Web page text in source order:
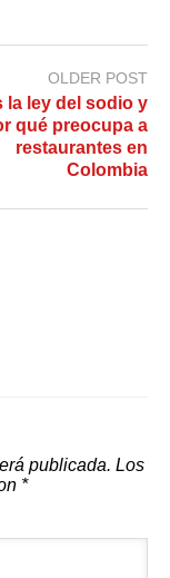
OLDER POST
la ley del sodio y
qué preocupa a
restaurantes en
Colombia
publicada. Los
*